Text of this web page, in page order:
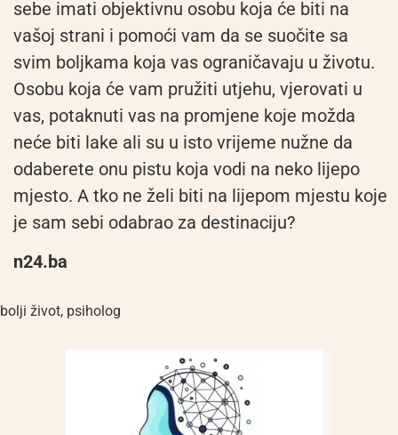
sebe imati objektivnu osobu koja će biti na
vašoj strani i pomoći vam da se suočite sa
svim boljkama koja vas ograničavaju u životu.
Osobu koja će vam pružiti utjehu, vjerovati u
vas, potaknuti vas na promjene koje možda
neće biti lake ali su u isto vrijeme nužne da
odaberete onu pistu koja vodi na neko lijepo
mjesto. A tko ne želi biti na lijepom mjestu koje
je sam sebi odabrao za destinaciju?
n24.ba
bolji život, psiholog